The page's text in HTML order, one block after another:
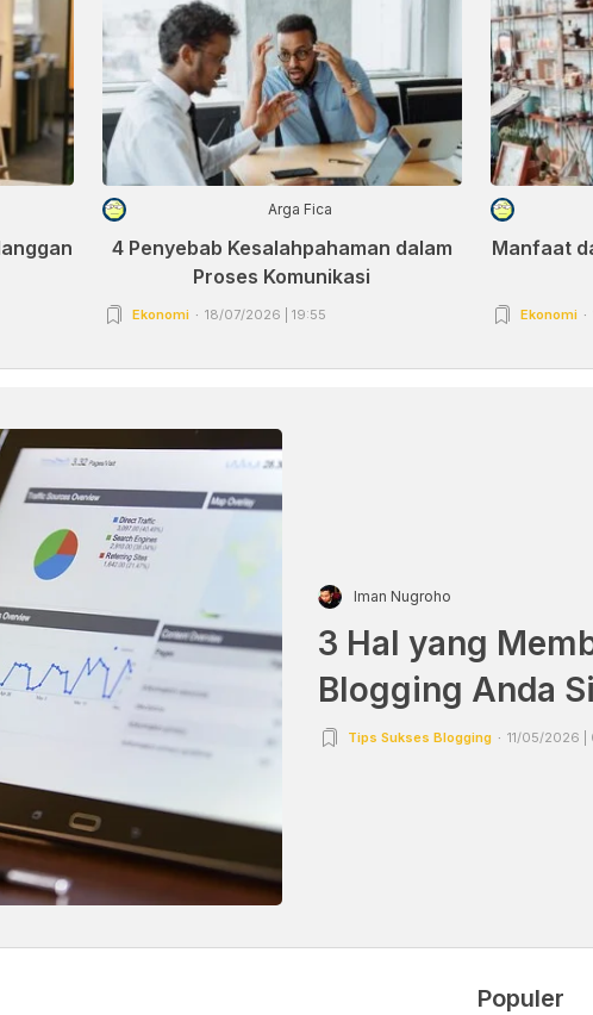
Arga Fica
4 Penyebab Kesalahpahaman dalam
Proses Komunikasi
Ekonomi 18/07/2026 | 19:55
Manfaat
Ekonomi
Iman Nugroho
3 Hal yang
Blogging Anda
Tips Sukses Blogging 11/05/2026 |
Populer